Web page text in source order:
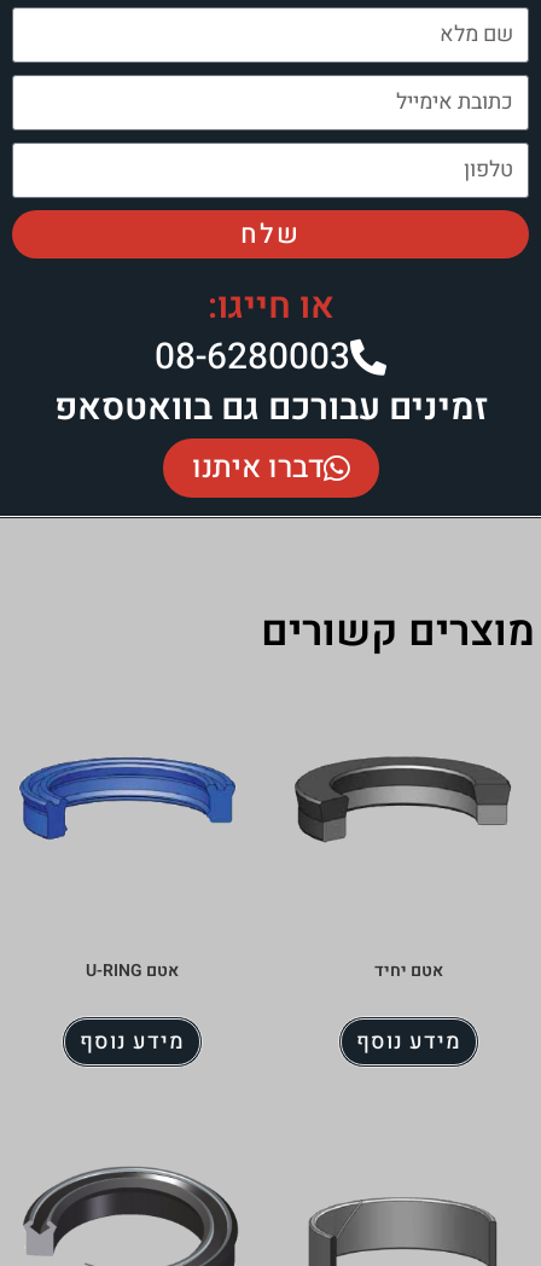
08-6280003​
גם בוואטסאפ
דברו איתנו
מידע נוסף